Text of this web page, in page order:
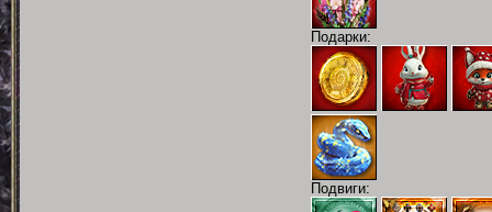
Подарки:
Подвиги: